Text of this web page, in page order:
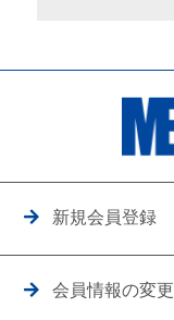
新規会員登録
会員情報の変更